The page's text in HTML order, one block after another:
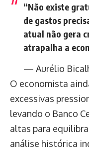
“Não existe
de gastos
atual não gera
atrapalha a
— Aurélio
O economista
excessivas
levando o Banco
altas para
análise histórica